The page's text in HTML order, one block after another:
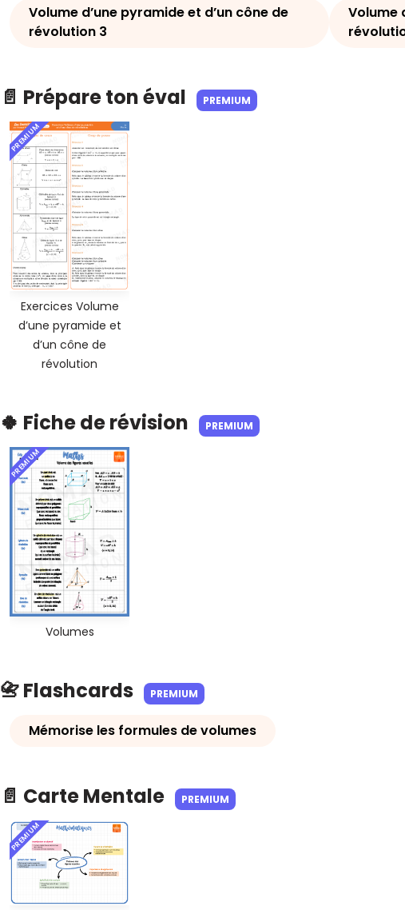
Volume d’une pyramide et d’un cône de
révolution 3
Volume
📄 Prépare ton éval PREMIUM
PREMIUM
Exercices Volume
d’une pyramide et
d’un cône de
révolution
🍀 Fiche de révision PREMIUM
PREMIUM
Volumes
📇 Flashcards PREMIUM
Mémorise les formules de volumes
📄 Carte Mentale PREMIUM
PREMIUM